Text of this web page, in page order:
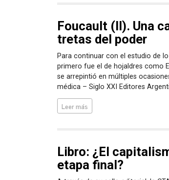
Foucault (II). Una
tretas del poder
Para continuar con el estudio de
primero fue el de hojaldres como
se arrepintió en múltiples
médica – Siglo XXI Editores
Leer más
Libro: ¿El
etapa final?